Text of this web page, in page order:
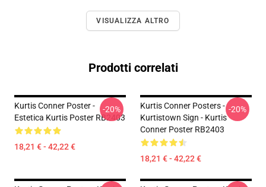
VISUALIZZA ALTRO
Prodotti correlati
Kurtis Conner Poster -
Estetica Kurtis Poster RB2403
18,21 € - 42,22 €
-20%
Kurtis Conner Posters -
Kurtistown Sign - Kurtis
Conner Poster RB2403
18,21 € - 42,22 €
-20%